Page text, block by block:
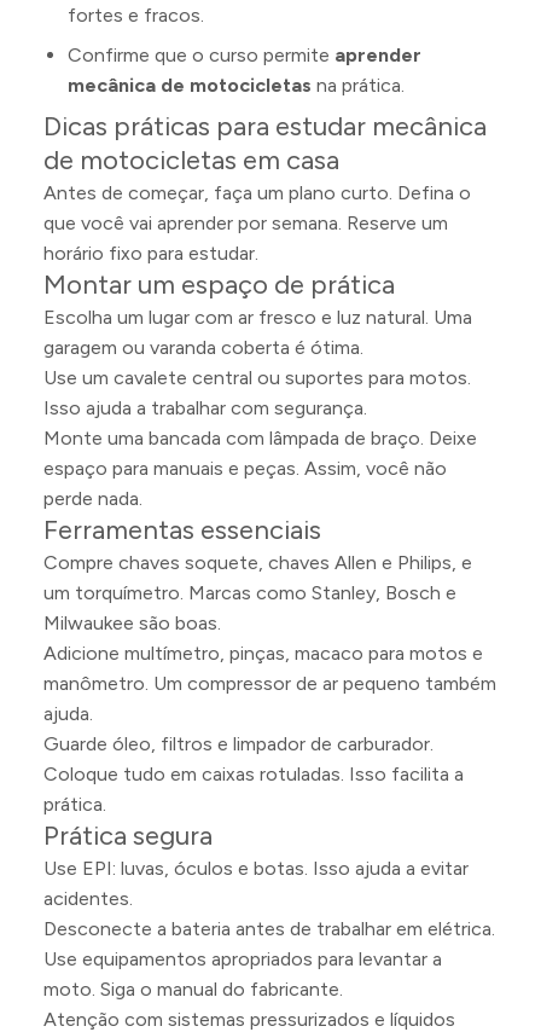
fortes e fracos.
Confirme que o curso permite aprender
mecânica de motocicletas na prática.
Dicas práticas para estudar mecânica
de motocicletas em casa
Antes de começar, faça um plano curto. Defina o
que você vai aprender por semana. Reserve um
horário fixo para estudar.
Montar um espaço de prática
Escolha um lugar com ar fresco e luz natural. Uma
garagem ou varanda coberta é ótima.
Use um cavalete central ou suportes para motos.
Isso ajuda a trabalhar com segurança.
Monte uma bancada com lâmpada de braço. Deixe
espaço para manuais e peças. Assim, você não
perde nada.
Ferramentas essenciais
Compre chaves soquete, chaves Allen e Philips, e
um torquímetro. Marcas como Stanley, Bosch e
Milwaukee são boas.
Adicione multímetro, pinças, macaco para motos e
manômetro. Um compressor de ar pequeno também
ajuda.
Guarde óleo, filtros e limpador de carburador.
Coloque tudo em caixas rotuladas. Isso facilita a
prática.
Prática segura
Use EPI: luvas, óculos e botas. Isso ajuda a evitar
acidentes.
Desconecte a bateria antes de trabalhar em elétrica.
Use equipamentos apropriados para levantar a
moto. Siga o manual do fabricante.
Atenção com sistemas pressurizados e líquidos